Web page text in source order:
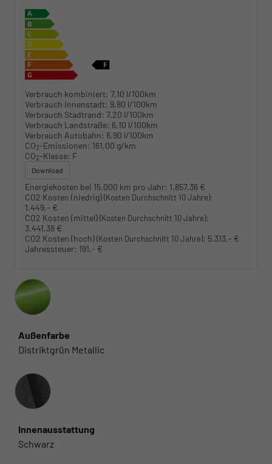
Verbrauch kombiniert: 7,10 l/100km
Verbrauch Innenstadt: 9,80 l/100km
Verbrauch Stadtrand: 7,20 l/100km
Verbrauch Landstraße: 6,10 l/100km
Verbrauch Autobahn: 6,90 l/100km
CO2-Emissionen: 161,00 g/km
CO2-Klasse: F
Download
Energiekosten bei 15.000 km pro Jahr: 1.857,36 €
CO2 Kosten (niedrig)(Kosten Durchschnitt 10 Jahre):
1.449,- €
CO2 Kosten (mittel)(Kosten Durchschnitt 10 Jahre):
3.441,38 €
CO2 Kosten (hoch)(Kosten Durchschnitt 10 Jahre): 5.313,- €
Jahressteuer: 191,- €
Außenfarbe
Distriktgrün Metallic
Innenausstattung
Innenausstattung
Schwarz